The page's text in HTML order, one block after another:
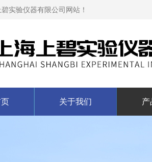
实验仪器有限公司网站！
关于我们 产